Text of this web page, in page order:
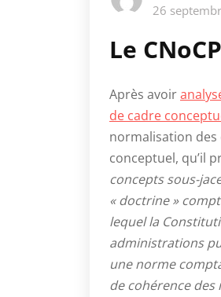
26
Le
Après avoir
de cadre
normalisation des
conceptuel, qu’il
concepts sous-
« doctrine »
lequel la
administrations
une norme
de cohérence des